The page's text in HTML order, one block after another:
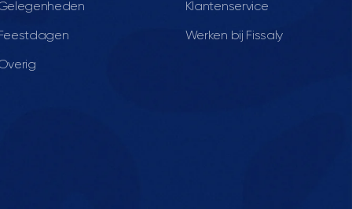
Feestdagen
Klantenservice
Werken bij Fissaly